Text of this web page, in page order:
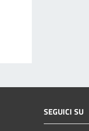
SEGUICI SU